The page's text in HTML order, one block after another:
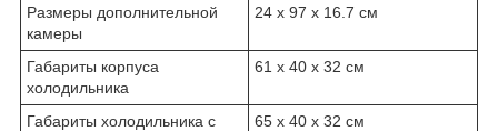
Размеры дополнительной
камеры
24 х 97 х 16.7 см
Габариты корпуса
холодильника
61 x 40 x 32 см
Габариты холодильника с
65 х 40 х 32 см